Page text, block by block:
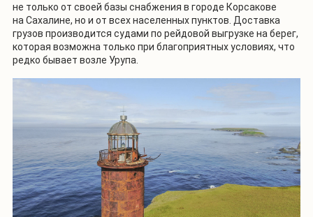
не только от своей базы снабжения в городе Корсакове
на Сахалине, но и от всех населенных пунктов. Доставка
грузов производится судами по рейдовой выгрузке на берег,
которая возможна только при благоприятных условиях, что
редко бывает возле Урупа.